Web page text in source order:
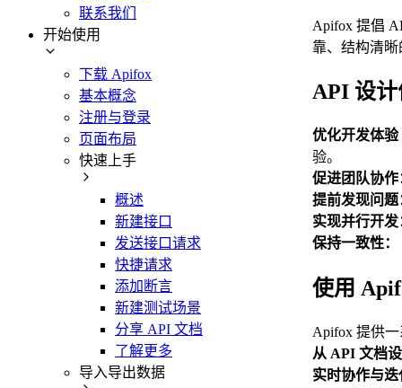
联系我们
开始使用
下载 Apifox
基本概念
注册与登录
页面布局
快速上手
概述
新建接口
发送接口请求
快捷请求
添加断言
新建测试场景
分享 API 文档
了解更多
导入导出数据
Apifox 提倡
靠、结构清
API 设
优化开发体
验。
促进团队协作
提前发现问题
实现并行开发
保持一致性：
使用
Apifox 提供
从 API 文档
实时协作与迭